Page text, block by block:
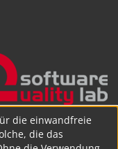
die einwandfreie
die das